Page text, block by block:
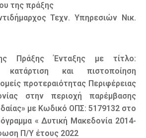
της πράξης
Τεχν. Υπηρεσιών Νικ.
Πράξης Ένταξης με τίτλο:
κατάρτιση και πιστοποίηση
προτεραιότητας Περιφέρειας
στην περιοχή παρέμβασης
με Κωδικό ΟΠΣ: 5179132 στο
« Δυτική Μακεδονία 2014-
Π/Υ έτους 2022